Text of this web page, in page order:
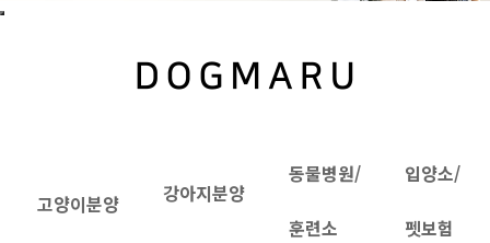
고양이분양 강아지분양
동물병원/
훈련소
입양소/
펫보험